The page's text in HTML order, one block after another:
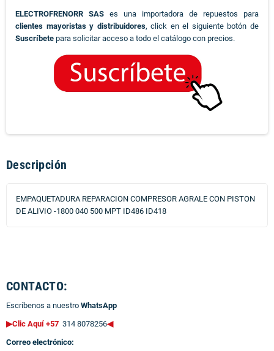
ELECTROFRENORR SAS es una importadora de repuestos para
clientes mayoristas y distribuidores, click en el siguiente botón de
Suscríbete para solicitar acceso a todo el catálogo con precios.
Descripción
EMPAQUETADURA REPARACION COMPRESOR AGRALE CON PISTON
DE ALIVIO -1800 040 500 MPT ID486 ID418
CONTACTO:
Escríbenos a nuestro WhatsApp
▶Clic Aquí +57 314 8078256◀
Correo electrónico: